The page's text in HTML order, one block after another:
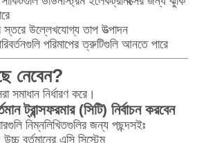
স্তরে উল্লেখযোগ্য তাপ উত্পাদন
পরিমাপের ত্রুটিগুলি আনতে পারে
নেবেন?
সমাধান নির্ধারণ করে।
ট্রান্সফরমার (সিটি) নির্বাচন করবেন
নিম্নলিখিতগুলির জন্য পছন্দসইঃ
বর্তমানের এসি সিস্টেম